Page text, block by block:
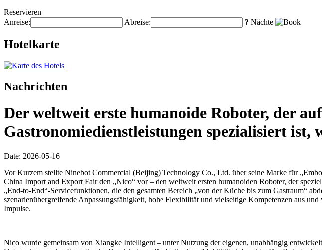
Reservieren
Anreise:
Abreise: ? Nächte
Hotelkarte
Nachrichten
Der weltweit erste humanoide Roboter, der
Gastronomiedienstleistungen spezialisiert ist,
Date: 2026-05-16
Vor Kurzem stellte Ninebot Commercial (Beijing) Technology Co., Ltd. über seine Marke für
China Import and Export Fair den „Nico“ vor – den weltweit ersten humanoiden Roboter, der
„End-to-End“-Servicefunktionen, die den gesamten Bereich „von der Küche bis zum Gastraum“
szenarienübergreifende Anpassungsfähigkeit, hohe Flexibilität und vielseitige Kompetenzen aus
Impulse.
Nico wurde gemeinsam von Xiangke Intelligent – unter Nutzung der eigenen, unabhängig